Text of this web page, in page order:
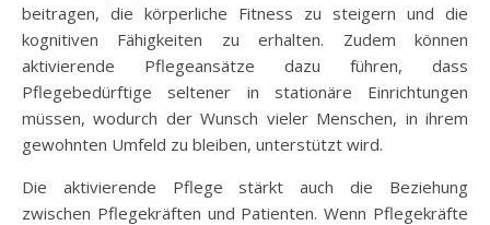
beitragen, die körperliche Fitness zu steigern und die
kognitiven Fähigkeiten zu erhalten. Zudem können
aktivierende Pflegeansätze dazu führen, dass
Pflegebedürftige seltener in stationäre Einrichtungen
müssen, wodurch der Wunsch vieler Menschen, in ihrem
gewohnten Umfeld zu bleiben, unterstützt wird.
Die aktivierende Pflege stärkt auch die Beziehung
zwischen Pflegekräften und Patienten. Wenn Pflegekräfte